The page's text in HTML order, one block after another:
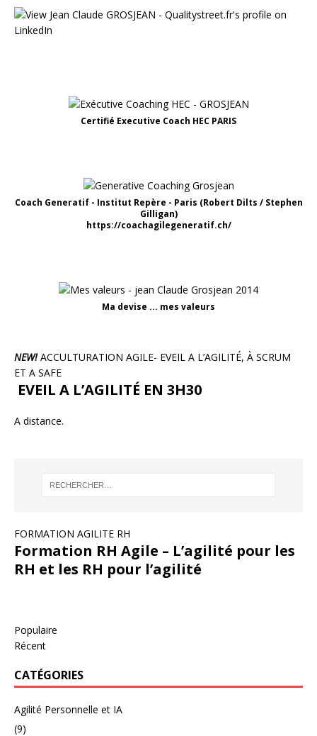
Certifié Executive Coach HEC PARIS
Coach Generatif - Institut Repère - Paris (Robert Dilts / Stephen
Gilligan)
https://coachagilegeneratif.ch/
Ma devise ... mes valeurs
NEW!ACCULTURATION AGILE- EVEIL A L’AGILITÉ, À SCRUM
ET A SAFE
EVEIL A L’AGILITÉ EN 3H30
A distance.
FORMATION AGILITE RH
Formation RH Agile – L’agilité pour les
RH et les RH pour l’agilité
Populaire
Récent
CATÉGORIES
Agilité Personnelle et IA
(9)